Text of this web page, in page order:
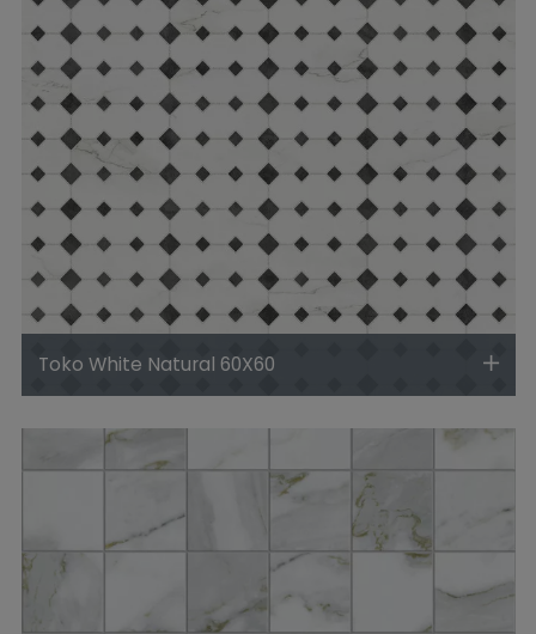
Toko White Natural 60X60